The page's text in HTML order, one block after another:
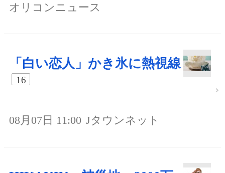
オリコンニュース
「白い恋人」かき氷に熱視線
16
08月07日 11:00 Jタウンネット